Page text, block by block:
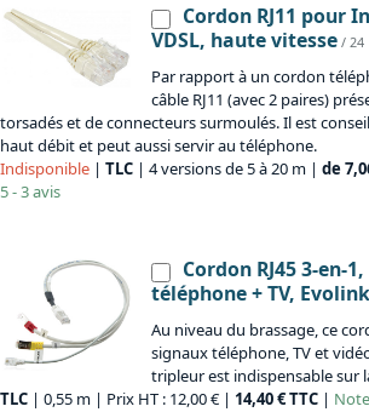
Cordon RJ11 pour
VDSL, haute vitesse / 24
Par rapport à un cordon
câble RJ11 (avec 2 paires)
torsadés et de connecteurs surmoulés. Il est
haut débit et peut aussi servir au téléphone.
Indisponible | TLC | 4 versions de 5 à 20 m | de
5 - 3 avis
Cordon RJ45 3-en-
téléphone + TV, Evolink
Au niveau du brassage, ce
signaux téléphone, TV et
tripleur est indispensable sur
TLC | 0,55 m | Prix HT : 12,00 € | 14,40 € TTC |